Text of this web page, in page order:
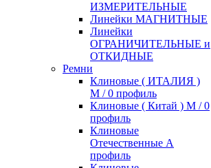
ИЗМЕРИТЕЛЬНЫЕ
Линейки МАГНИТНЫЕ
Линейки
ОГРАНИЧИТЕЛЬНЫЕ и
ОТКИДНЫЕ
Ремни
Клиновые ( ИТАЛИЯ )
М / 0 профиль
Клиновые ( Китай ) М / 0
профиль
Клиновые
Отечественные А
профиль